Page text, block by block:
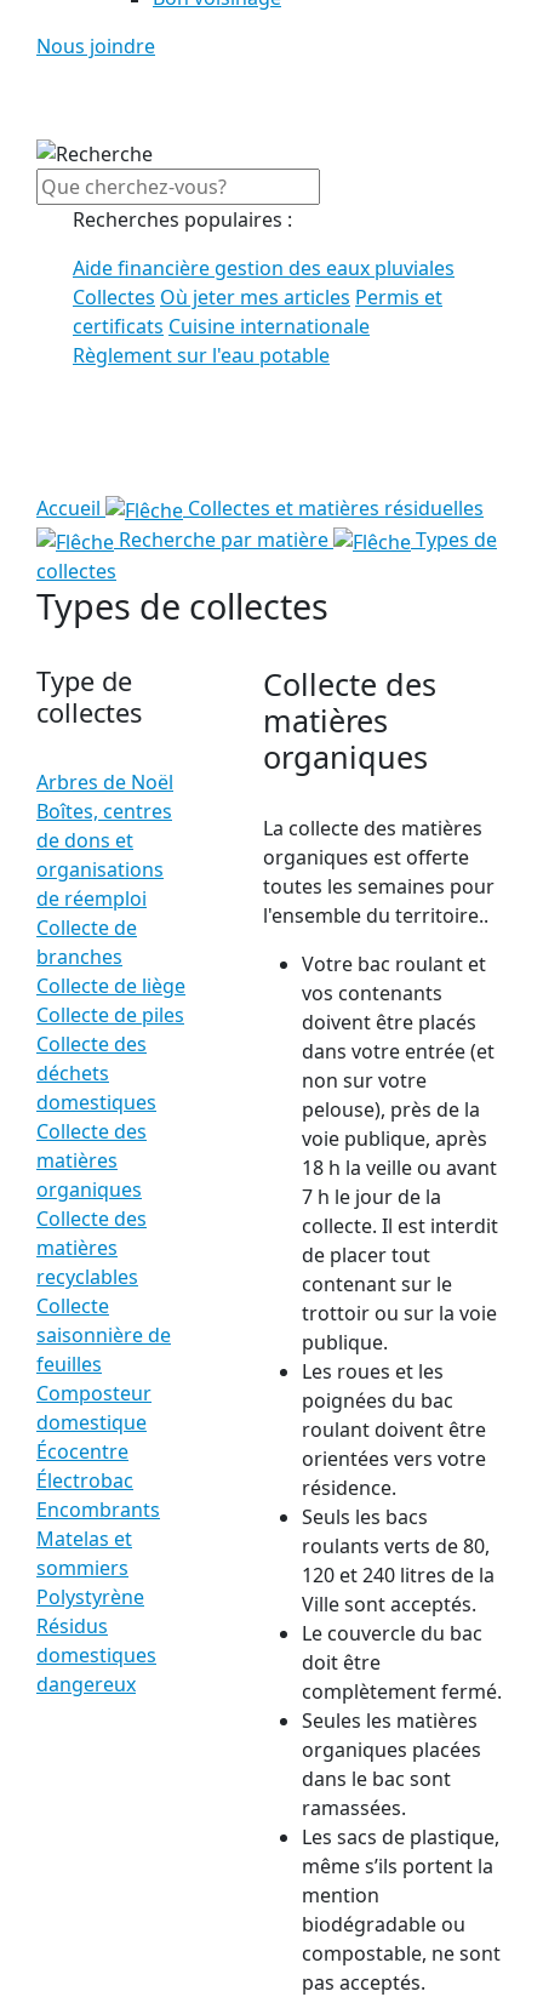
Nous joindre
Recherches populaires :
Aide financière gestion des eaux pluviales
Collectes Où jeter mes articles Permis et
certificats Cuisine internationale
Règlement sur l'eau potable
Accueil
Collectes et matières résiduelles
Recherche par matière
Types de
collectes
Types de collectes
Type de
collectes
Arbres de Noël
Boîtes, centres
de dons et
organisations
de réemploi
Collecte de
branches
Collecte de liège
Collecte de piles
Collecte des
déchets
domestiques
Collecte des
matières
organiques
Collecte des
matières
recyclables
Collecte
saisonnière de
feuilles
Composteur
domestique
Écocentre
Électrobac
Encombrants
Matelas et
sommiers
Polystyrène
Résidus
domestiques
dangereux
Collecte des
matières
organiques
La collecte des matières
organiques est offerte
toutes les semaines pour
l'ensemble du territoire..
Votre bac roulant et
vos contenants
doivent être placés
dans votre entrée (et
non sur votre
pelouse), près de la
voie publique, après
18 h la veille ou avant
7 h le jour de la
collecte. Il est interdit
de placer tout
contenant sur le
trottoir ou sur la voie
publique.
Les roues et les
poignées du bac
roulant doivent être
orientées vers votre
résidence.
Seuls les bacs
roulants verts de 80,
120 et 240 litres de la
Ville sont acceptés.
Le couvercle du bac
doit être
complètement fermé.
Seules les matières
organiques placées
dans le bac sont
ramassées.
Les sacs de plastique,
même s’ils portent la
mention
biodégradable ou
compostable, ne sont
pas acceptés.